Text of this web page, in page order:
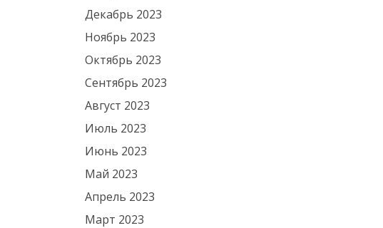
Декабрь 2023
Ноябрь 2023
Октябрь 2023
Сентябрь 2023
Август 2023
Июль 2023
Июнь 2023
Май 2023
Апрель 2023
Март 2023